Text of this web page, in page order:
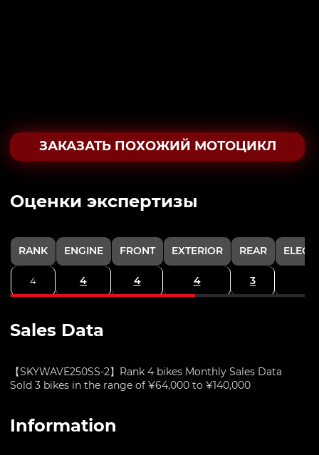
ЗАКАЗАТЬ ПОХОЖИЙ МОТОЦИКЛ
Oценки экспертизы
RANK ENGINE FRONT EXTERIOR REAR
4 4 4 4 3
Sales Data
【SKYWAVE250SS-2】Rank 4 bikes Monthly Sales Data
Sold 3 bikes in the range of ¥64,000 to ¥140,000
Information